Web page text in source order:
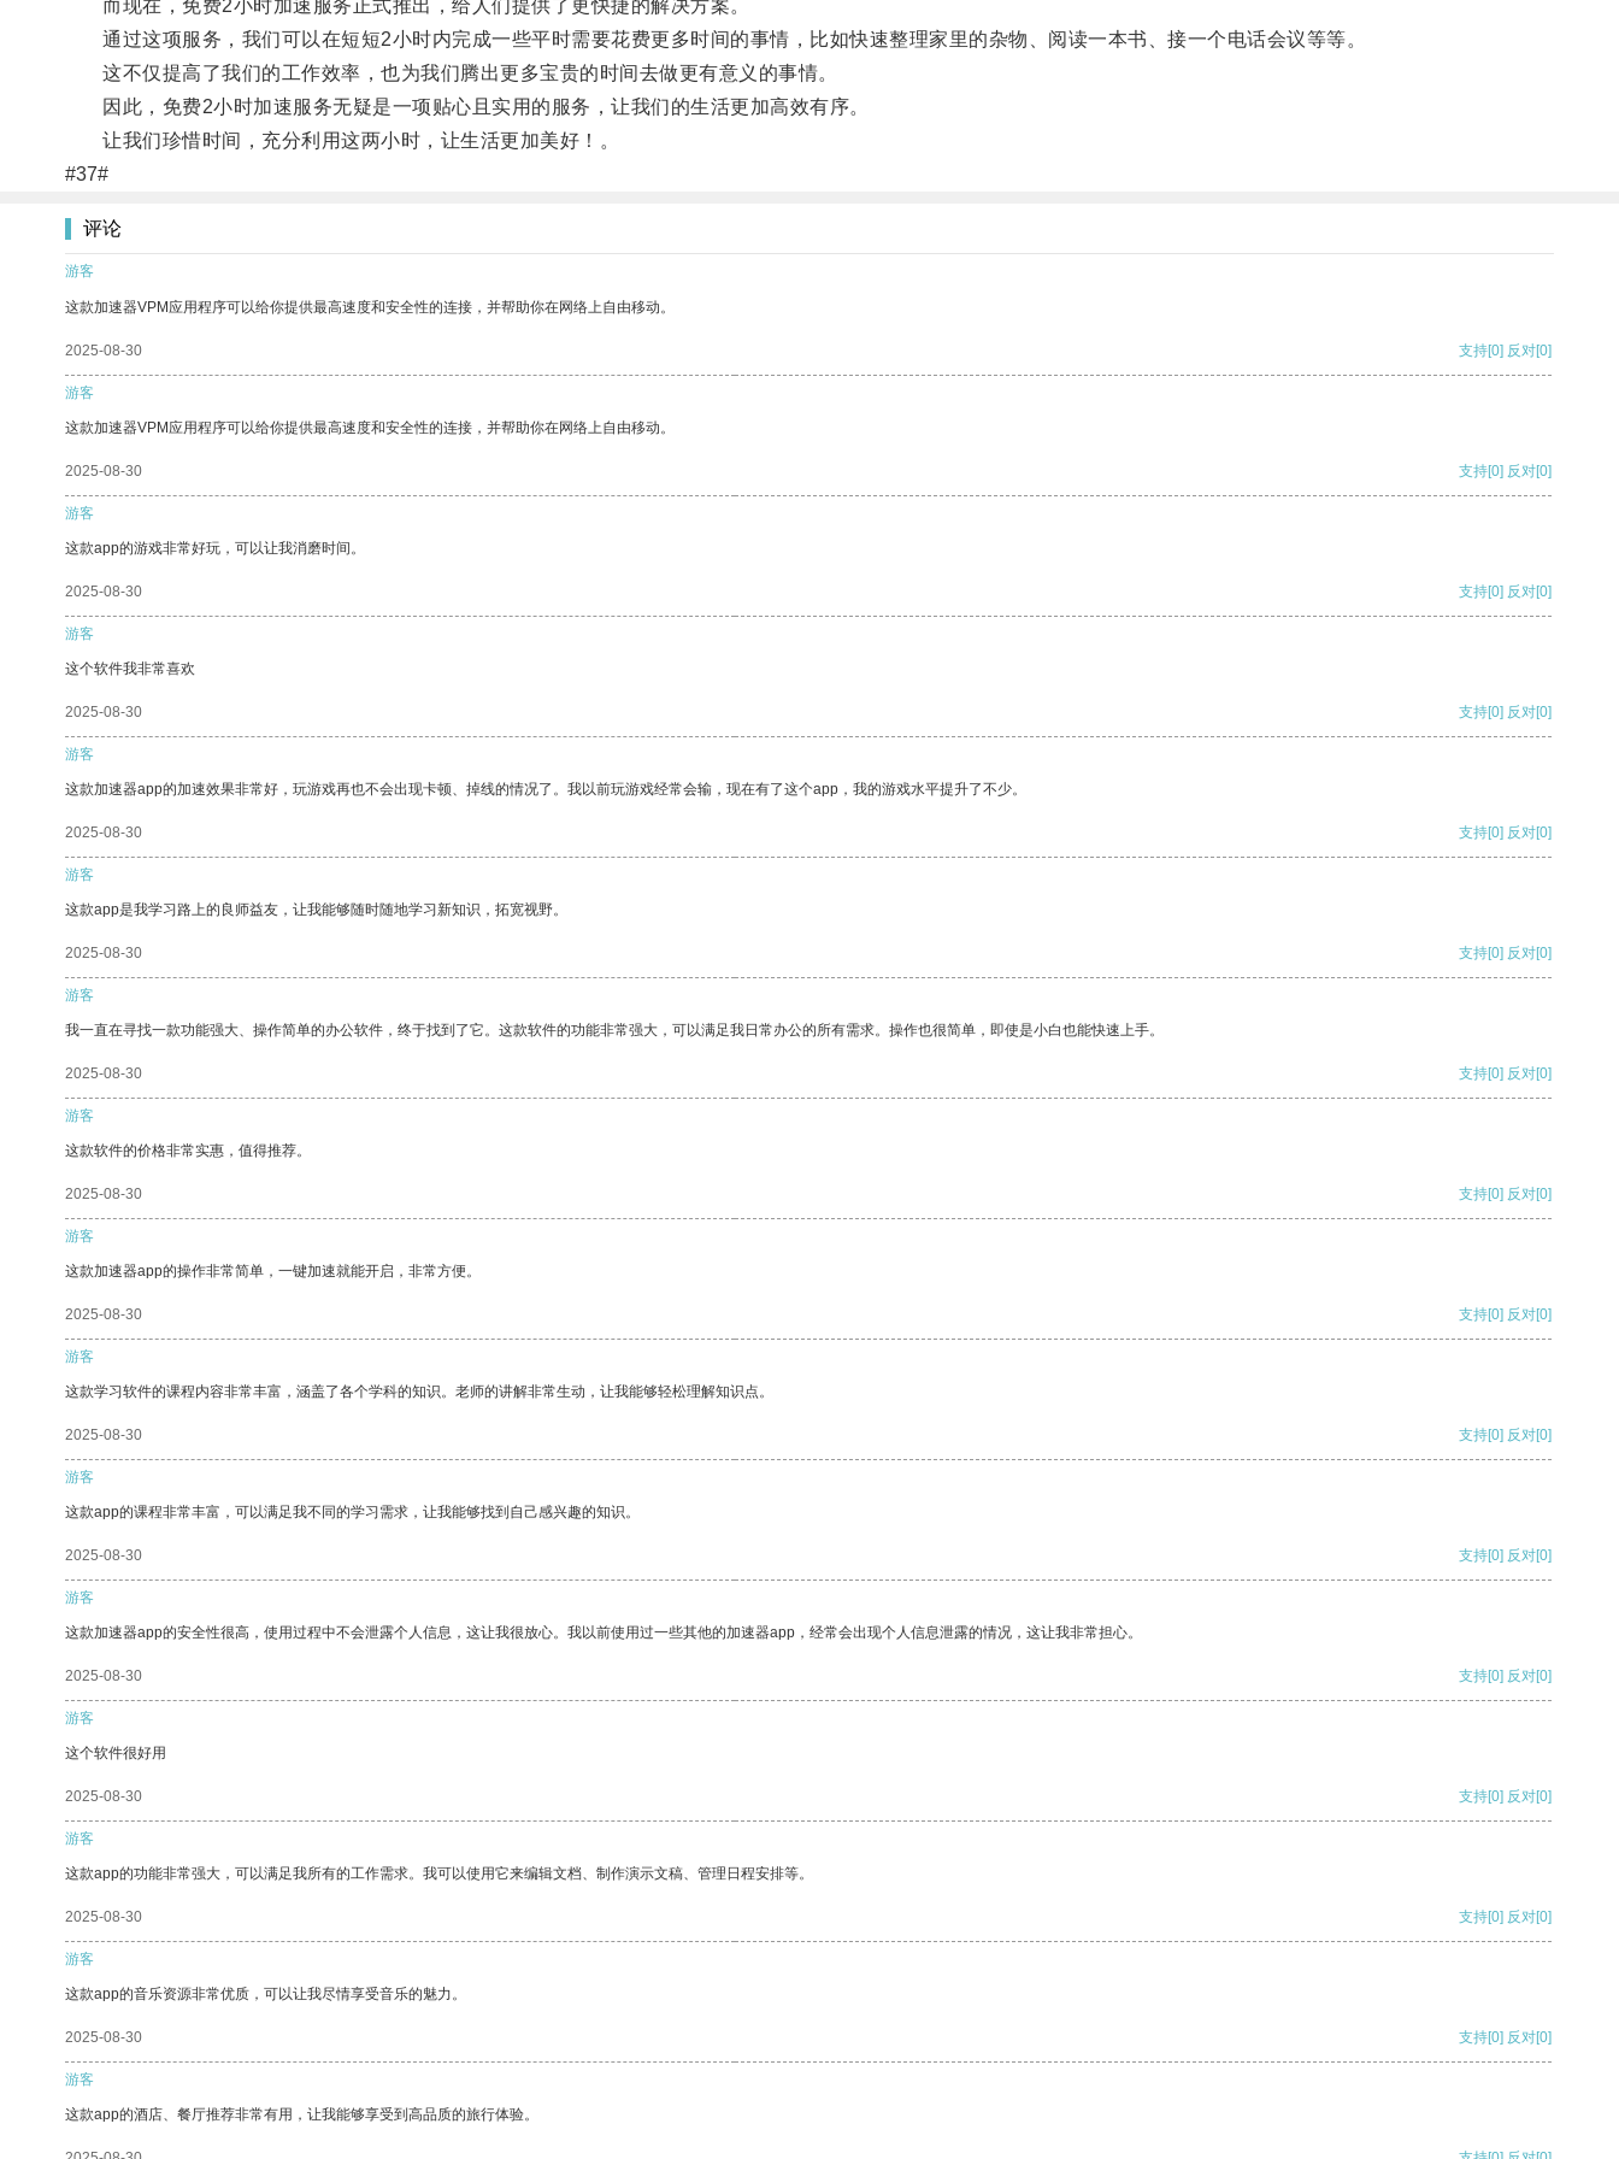
而现在，免费2小时加速服务正式推出，给人们提供了更快捷的解决方案。
通过这项服务，我们可以在短短2小时内完成一些平时需要花费更多时间的事情，比如快速整理家里的杂物、阅读一本书、接一个电话会议等等。
这不仅提高了我们的工作效率，也为我们腾出更多宝贵的时间去做更有意义的事情。
因此，免费2小时加速服务无疑是一项贴心且实用的服务，让我们的生活更加高效有序。
让我们珍惜时间，充分利用这两小时，让生活更加美好！。
#37#
评论
游客
这款加速器VPM应用程序可以给你提供最高速度和安全性的连接，并帮助你在网络上自由移动。
2025-08-30 支持[0] 反对[0]
游客
这款加速器VPM应用程序可以给你提供最高速度和安全性的连接，并帮助你在网络上自由移动。
2025-08-30 支持[0] 反对[0]
游客
这款app的游戏非常好玩，可以让我消磨时间。
2025-08-30 支持[0] 反对[0]
游客
这个软件我非常喜欢
2025-08-30 支持[0] 反对[0]
游客
这款加速器app的加速效果非常好，玩游戏再也不会出现卡顿、掉线的情况了。我以前玩游戏经常会输，现在有了这个app，我的游戏水平提升了不少。
2025-08-30 支持[0] 反对[0]
游客
这款app是我学习路上的良师益友，让我能够随时随地学习新知识，拓宽视野。
2025-08-30 支持[0] 反对[0]
游客
我一直在寻找一款功能强大、操作简单的办公软件，终于找到了它。这款软件的功能非常强大，可以满足我日常办公的所有需求。操作也很简单，即使是小白也能快速上手。
2025-08-30 支持[0] 反对[0]
游客
这款软件的价格非常实惠，值得推荐。
2025-08-30 支持[0] 反对[0]
游客
这款加速器app的操作非常简单，一键加速就能开启，非常方便。
2025-08-30 支持[0] 反对[0]
游客
这款学习软件的课程内容非常丰富，涵盖了各个学科的知识。老师的讲解非常生动，让我能够轻松理解知识点。
2025-08-30 支持[0] 反对[0]
游客
这款app的课程非常丰富，可以满足我不同的学习需求，让我能够找到自己感兴趣的知识。
2025-08-30 支持[0] 反对[0]
游客
这款加速器app的安全性很高，使用过程中不会泄露个人信息，这让我很放心。我以前使用过一些其他的加速器app，经常会出现个人信息泄露的情况，这让我非常担心。
2025-08-30 支持[0] 反对[0]
游客
这个软件很好用
2025-08-30 支持[0] 反对[0]
游客
这款app的功能非常强大，可以满足我所有的工作需求。我可以使用它来编辑文档、制作演示文稿、管理日程安排等。
2025-08-30 支持[0] 反对[0]
游客
这款app的音乐资源非常优质，可以让我尽情享受音乐的魅力。
2025-08-30 支持[0] 反对[0]
游客
这款app的酒店、餐厅推荐非常有用，让我能够享受到高品质的旅行体验。